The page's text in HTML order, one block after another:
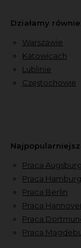
Działamy
Warszawie
Katowicach
Lublinie
Częstochowie
Praca Augsburg
Praca Hamburg
Praca Berlin
Praca
Praca
Praca